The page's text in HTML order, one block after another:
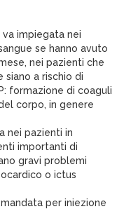
va impiegata nei
se hanno avuto
nei pazienti che
siano a rischio di
formazione di coaguli
corpo, in genere
nei pazienti in
importanti di
gravi problemi
o ictus
per iniezione